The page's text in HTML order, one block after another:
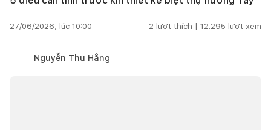
27/06/2026, lúc 10:00 2 lượt thích | 12.295 lượt xem
Nguyễn Thu Hằng